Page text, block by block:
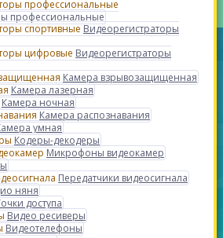
профессиональные
Видеорегистраторы
Видеорегистраторы
Камера взрывозащищенная
Камера лазерная
Камера ночная
Камера распознавания
умная
Кодеры-декодеры
Микрофоны видеокамер
Передатчики видеосигнала
няня
доступа
Видео ресиверы
Видеотелефоны